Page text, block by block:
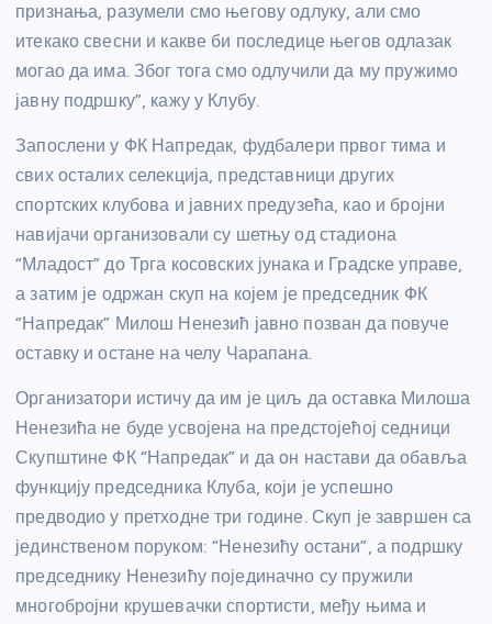
признања, разумели смо његову одлуку, али смо
итекако свесни и какве би последице његов одлазак
могао да има. Због тога смо одлучили да му пружимо
јавну подршку”, кажу у Клубу.
Запослени у ФК Напредак, фудбалери првог тима и
свих осталих селекција, представници других
спортских клубова и јавних предузећа, као и бројни
навијачи организовали су шетњу од стадиона
“Младост” до Трга косовских јунака и Градске управе,
а затим је одржан скуп на којем је председник ФК
“Напредак” Милош Ненезић јавно позван да повуче
оставку и остане на челу Чарапана.
Организатори истичу да им је циљ да оставка Милоша
Ненезића не буде усвојена на предстојећој седници
Скупштине ФК “Напредак” и да он настави да обавља
функцију председника Клуба, који је успешно
предводио у претходне три године. Скуп је завршен са
јединственом поруком: “Ненезићу остани”, а подршку
председнику Ненезићу појединачно су пружили
многобројни крушевачки спортисти, међу њима и